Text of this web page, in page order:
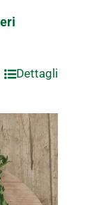
Dettagli